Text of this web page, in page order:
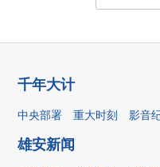
千年大计
中央部署 重大时刻 影音
雄安新闻